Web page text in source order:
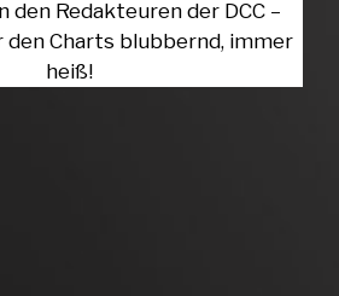
den Redakteuren der DCC –
den Charts blubbernd, immer
heiß!